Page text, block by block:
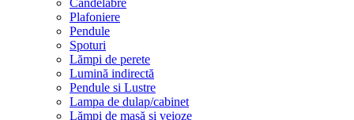
Candelabre
Plafoniere
Pendule
Spoturi
Lămpi de perete
Lumină indirectă
Pendule si Lustre
Lampa de dulap/cabinet
Lămpi de masă și veioze